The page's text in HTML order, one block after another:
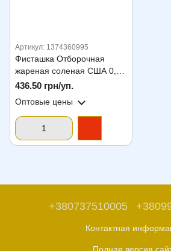
Артикул: 1374360995
Фисташка Отборочная
жареная соленая США 0,5
кг
436.50 грн/уп.
Оптовые цены
+380737510005
Контактная